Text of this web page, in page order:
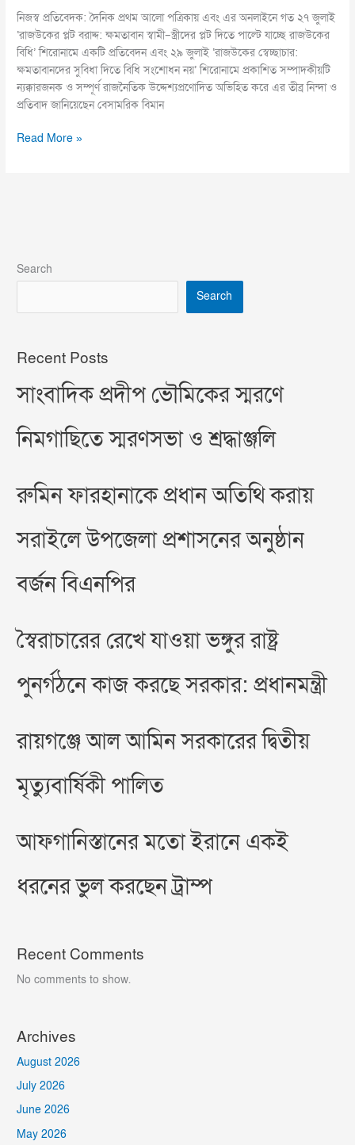
নিজস্ব প্রতিবেদক: দৈনিক প্রথম আলো পত্রিকায় এবং এর অনলাইনে গত ২৭ জুলাই
‘রাজউকের প্লট বরাদ্দ: ক্ষমতাবান স্বামী–স্ত্রীদের প্লট দিতে পাল্টে যাচ্ছে রাজউকের
বিধি’ শিরোনামে একটি প্রতিবেদন এবং ২৯ জুলাই ‘রাজউকের স্বেচ্ছাচার:
ক্ষমতাবানদের সুবিধা দিতে বিধি সংশোধন নয়’ শিরোনামে প্রকাশিত সম্পাদকীয়টি
ন্যক্কারজনক ও সম্পূর্ণ রাজনৈতিক উদ্দেশ্যপ্রণোদিত অভিহিত করে এর তীব্র নিন্দা ও
প্রতিবাদ জানিয়েছেন বেসামরিক বিমান
Read More »
Search
Search
Recent Posts
সাংবাদিক প্রদীপ ভৌমিকের স্মরণে
নিমগাছিতে স্মরণসভা ও শ্রদ্ধাঞ্জলি
রুমিন ফারহানাকে প্রধান অতিথি করায়
সরাইলে উপজেলা প্রশাসনের অনুষ্ঠান
বর্জন বিএনপির
স্বৈরাচারের রেখে যাওয়া ভঙ্গুর রাষ্ট্র
পুনর্গঠনে কাজ করছে সরকার: প্রধানমন্ত্রী
রায়গঞ্জে আল আমিন সরকারের দ্বিতীয়
মৃত্যুবার্ষিকী পালিত
আফগানিস্তানের মতো ইরানে একই
ধরনের ভুল করছেন ট্রাম্প
Recent Comments
No comments to show.
Archives
August 2026
July 2026
June 2026
May 2026